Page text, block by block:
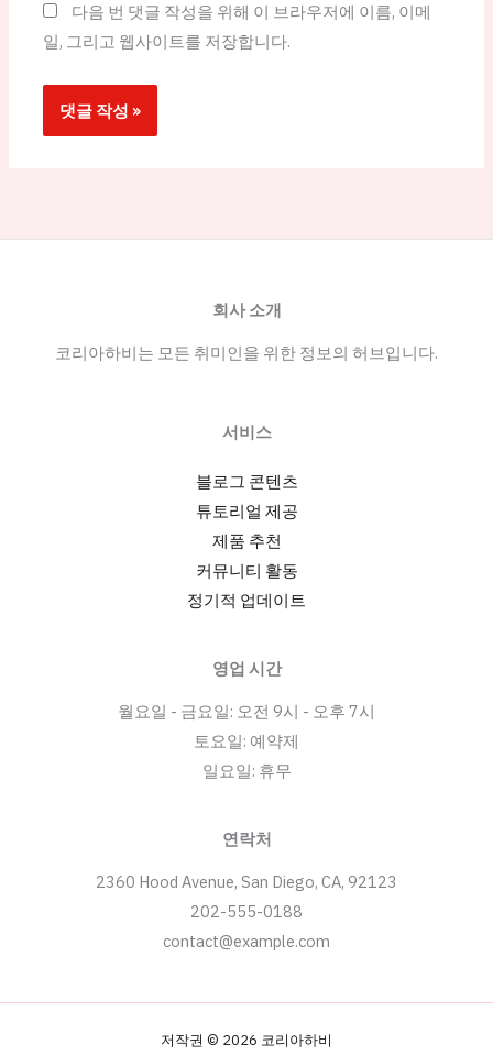
다음 번 댓글 작성을 위해 이 브라우저에 이름, 이메
일, 그리고 웹사이트를 저장합니다.
회사 소개
코리아하비는 모든 취미인을 위한 정보의 허브입니다.
서비스
블로그 콘텐츠
튜토리얼 제공
제품 추천
커뮤니티 활동
정기적 업데이트
영업 시간
월요일 - 금요일: 오전 9시 - 오후 7시
토요일: 예약제
일요일: 휴무
연락처
2360 Hood Avenue, San Diego, CA, 92123
202-555-0188
contact@example.com
저작권 © 2026 코리아하비